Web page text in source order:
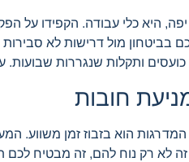
היא כלי עבודה. הקפידו על
בביטחון מול דרישות לא
כועסים ותקלות שנגררות
חובות
הוא בזבוז זמן משווע.
לא רק נוח להם, זה מבטיח לכם